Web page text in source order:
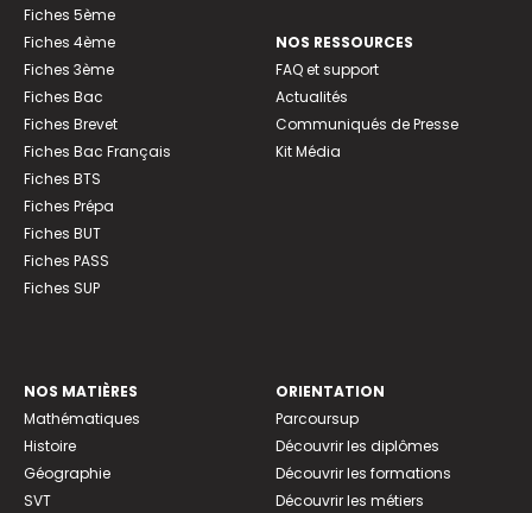
Fiches 5ème
Fiches 4ème
Fiches 3ème
Fiches Bac
Fiches Brevet
Fiches Bac Français
Fiches BTS
Fiches Prépa
Fiches BUT
Fiches PASS
Fiches SUP
NOS RESSOURCES
FAQ et support
Actualités
Communiqués de Presse
Kit Média
NOS MATIÈRES
Mathématiques
Histoire
Géographie
SVT
ORIENTATION
Parcoursup
Découvrir les diplômes
Découvrir les formations
Découvrir les métiers